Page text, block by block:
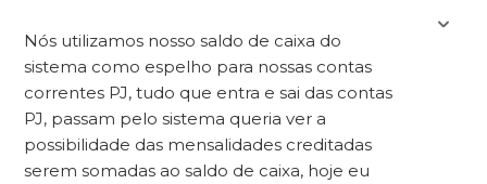
Nós utilizamos nosso saldo de caixa do
sistema como espelho para nossas contas
correntes PJ, tudo que entra e sai das contas
PJ, passam pelo sistema queria ver a
possibilidade das mensalidades creditadas
serem somadas ao saldo de caixa, hoje eu